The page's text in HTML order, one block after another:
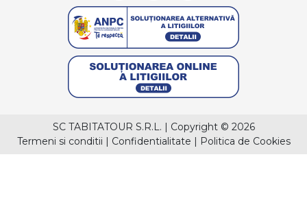
SC TABITATOUR S.R.L. | Copyright © 2026
Termeni si conditii | Confidentialitate | Politica de Cookies